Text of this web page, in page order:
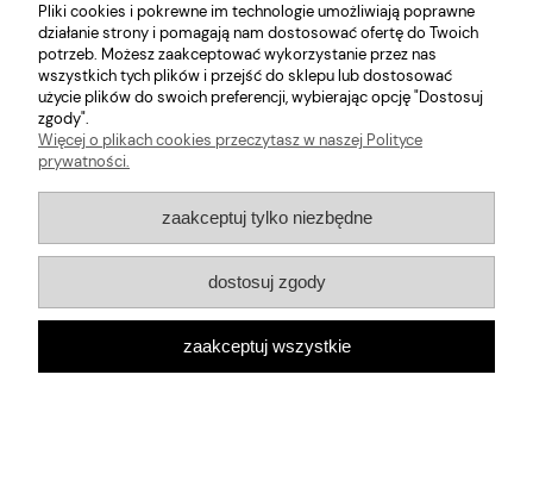
O nas
Pliki cookies i pokrewne im technologie umożliwiają poprawne
działanie strony i pomagają nam dostosować ofertę do Twoich
potrzeb. Możesz zaakceptować wykorzystanie przez nas
wszystkich tych plików i przejść do sklepu lub dostosować
użycie plików do swoich preferencji, wybierając opcję "Dostosuj
zgody".
Więcej o plikach cookies przeczytasz w naszej Polityce
prywatności.
zaakceptuj tylko niezbędne
dostosuj zgody
zaakceptuj wszystkie